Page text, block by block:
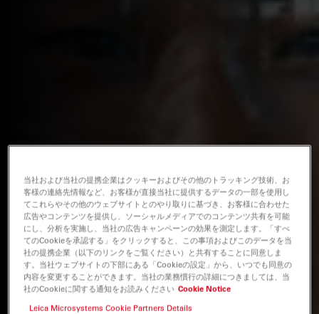
当社および当社の提携企業はクッキーおよびその他のトラッキング技術、お
客様の連絡先情報など、お客様が直接当社に提供するデータの一部を使用し
てこれらやその他のウェブサイトとのやり取りに基づき、お客様に合わせた
広告やコンテンツを提供し、ソーシャルメディアでのコンテンツ共有を可能
にし、分析を実施し、当社の広告キャンペーンの効果を測定します。「すべ
てのCookieを承認する」をクリックすると、この事項およびこのデータを当
社の提携企業（以下のリンクをご覧ください）と共有することに同意しま
す。当社ウェブサイトの下部にある「Cookieの設定」から、いつでも同意の
内容を変更することができます。当社の業務慣行の詳細につきましては、当
社のCookieに関する通知をお読みください Cookie Notice
Leica Microsystems Cookie Partners Details